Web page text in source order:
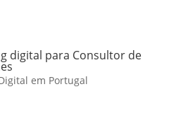
digital para Consultor de
em Portugal